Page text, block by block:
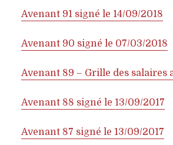
Avenant 91 signé le 14/09/2018
Avenant 90 signé le 07/03/2018
Avenant 89 – Grille des salaires
Avenant 88 signé le 13/09/2017
Avenant 87 signé le 13/09/2017